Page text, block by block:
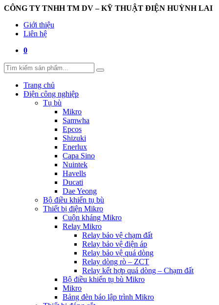
CÔNG TY TNHH TM DV – KỸ THUẬT ĐIỆN HUỲNH LAI
Giới thiệu
Liên hệ
0
Trang chủ
Điện công nghiệp
Tụ bù
Mikro
Samwha
Epcos
Shizuki
Enerlux
Capa Sino
Nuintek
Havells
Ducati
Dae Yeong
Bộ điều khiển tụ bù
Thiết bị điện Mikro
Cuộn kháng Mikro
Relay Mikro
Relay bảo vệ chạm đất
Relay bảo vệ điện áp
Relay bảo vệ quá dòng
Relay dòng rò – ZCT
Relay kết hợp quá dòng – Chạm đất
Bộ điều khiển tụ bù Mikro
Mikro
Bảng đèn báo lập trình Mikro